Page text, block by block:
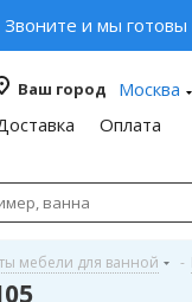
Звоните и мы
Ваш город
Москва
Оплата
мебели для ванной -